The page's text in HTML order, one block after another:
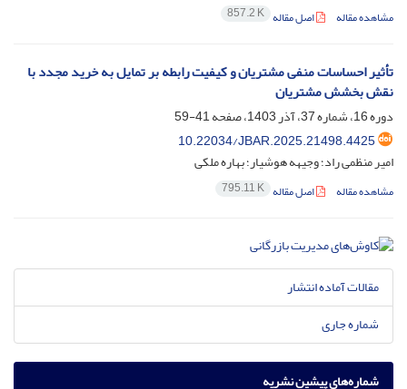
مشاهده مقاله اصل مقاله 857.2 K
تأثیر احساسات منفی مشتریان و کیفیت رابطه بر تمایل به خرید مجدد با
نقش بخشش مشتریان
دوره 16، شماره 37، آذر 1403، صفحه
41-59
10.22034/JBAR.2025.21498.4425
امیر منظمی راد؛ وجیهه هوشیار؛ بهاره ملکی
مشاهده مقاله اصل مقاله 795.11 K
مقالات آماده انتشار
شماره جاری
شماره‌های پیشین نشریه